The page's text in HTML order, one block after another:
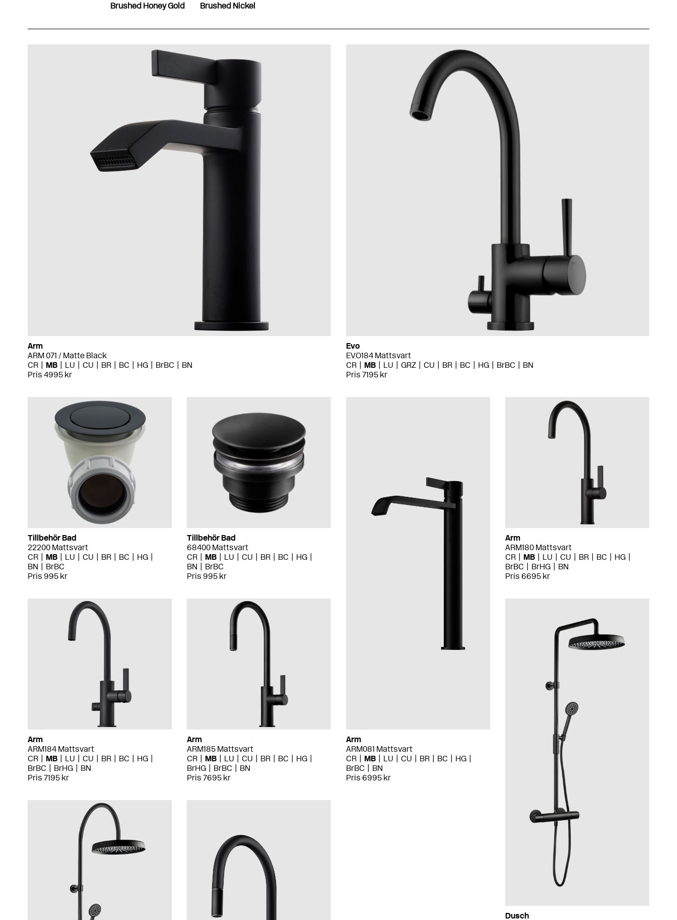
Brushed Honey Gold Brushed Nickel
Arm
ARM 071 / Matte Black
CR
MB LU CU BR BC HG BrBC
BN
Pris 4995 kr
Evo
EVO184 Mattsvart
CR
MB LU GRZ CU BR BC HG BrBC
BN
Pris 7195 kr
Tillbehör Bad
22200 Mattsvart
CR
MB LU CU BR BC
HG
BN
BrBC
Pris 995 kr
Tillbehör Bad
68400 Mattsvart
CR
MB LU CU BR BC
HG
BN
BrBC
Pris 995 kr
Arm
ARM081 Mattsvart
CR
MB LU CU BR BC
HG
BrBC
BN
Pris 6995 kr
Arm
ARM180 Mattsvart
CR
MB LU CU BR BC
HG
BrBC
BrHG
BN
Pris 6695 kr
Arm
ARM184 Mattsvart
CR
MB LU CU BR BC
HG
BrBC
BrHG
BN
Pris 7195 kr
Arm
ARM185 Mattsvart
CR
MB LU CU BR BC
HG
BrHG
BrBC
BN
Pris 7695 kr
Dusch